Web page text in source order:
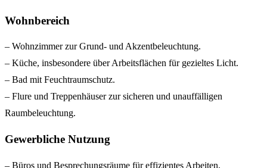
Wohnbereich
– Wohnzimmer zur Grund- und Akzentbeleuchtung.
– Küche, insbesondere über Arbeitsflächen für gezieltes Licht.
– Bad mit Feuchtraumschutz.
– Flure und Treppenhäuser zur sicheren und unauffälligen
Raumbeleuchtung.
Gewerbliche Nutzung
– Büros und Besprechungsräume für effizientes Arbeiten.